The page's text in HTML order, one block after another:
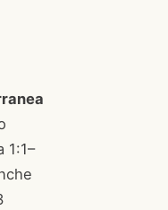
1:1–